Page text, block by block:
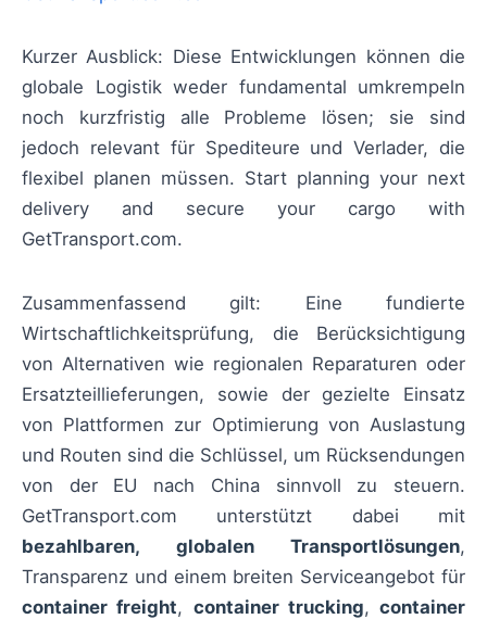
Kurzer Ausblick: Diese Entwicklungen können die
globale Logistik weder fundamental umkrempeln
noch kurzfristig alle Probleme lösen; sie sind
jedoch relevant für Spediteure und Verlader, die
flexibel planen müssen. Start planning your next
delivery and secure your cargo with
GetTransport.com.
Zusammenfassend gilt: Eine fundierte
Wirtschaftlichkeitsprüfung, die Berücksichtigung
von Alternativen wie regionalen Reparaturen oder
Ersatzteillieferungen, sowie der gezielte Einsatz
von Plattformen zur Optimierung von Auslastung
und Routen sind die Schlüssel, um Rücksendungen
von der EU nach China sinnvoll zu steuern.
GetTransport.com unterstützt dabei mit
bezahlbaren, globalen Transportlösungen,
Transparenz und einem breiten Serviceangebot für
container freight, container trucking, container